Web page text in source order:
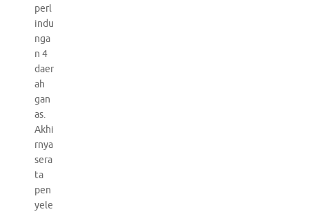
perl
indu
nga
n 4
daer
ah
gan
as.
Akhi
rnya
sera
ta
pen
yele